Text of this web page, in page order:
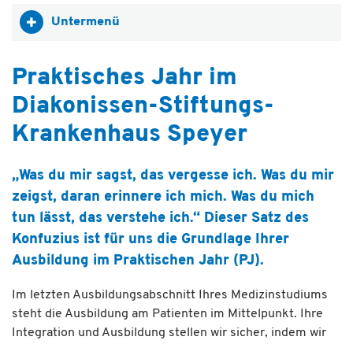
Untermenü
Praktisches Jahr im
Diakonissen-Stiftungs-
Krankenhaus Speyer
„Was du mir sagst, das vergesse ich. Was du mir
zeigst, daran erinnere ich mich. Was du mich
tun lässt, das verstehe ich.“ Dieser Satz des
Konfuzius ist für uns die Grundlage Ihrer
Ausbildung im Praktischen Jahr (PJ).
Im letzten Ausbildungsabschnitt Ihres Medizinstudiums
steht die Ausbildung am Patienten im Mittelpunkt. Ihre
Integration und Ausbildung stellen wir sicher, indem wir